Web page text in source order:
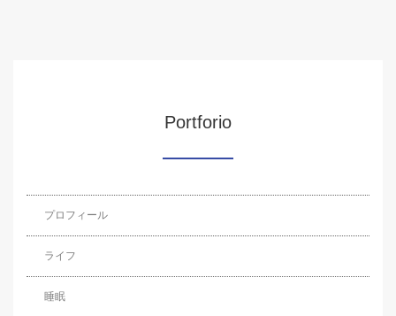
Portforio
プロフィール
ライフ
睡眠